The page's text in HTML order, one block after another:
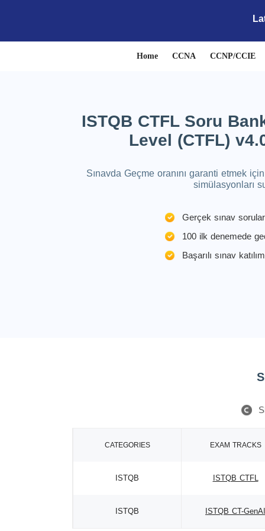
Home CCNA CCNP/CCIE
ISTQB CTFL Soru
Level (CTFL)
Sınavda Geçme oranını garanti etmek
simülasyonları
Gerçek sınav
100 ilk denemede
Başarılı sınav
CATEGORIES EXAM TRACKS
ISTQB ISTQB CTFL
ISTQB ISTQB CT-GenAI